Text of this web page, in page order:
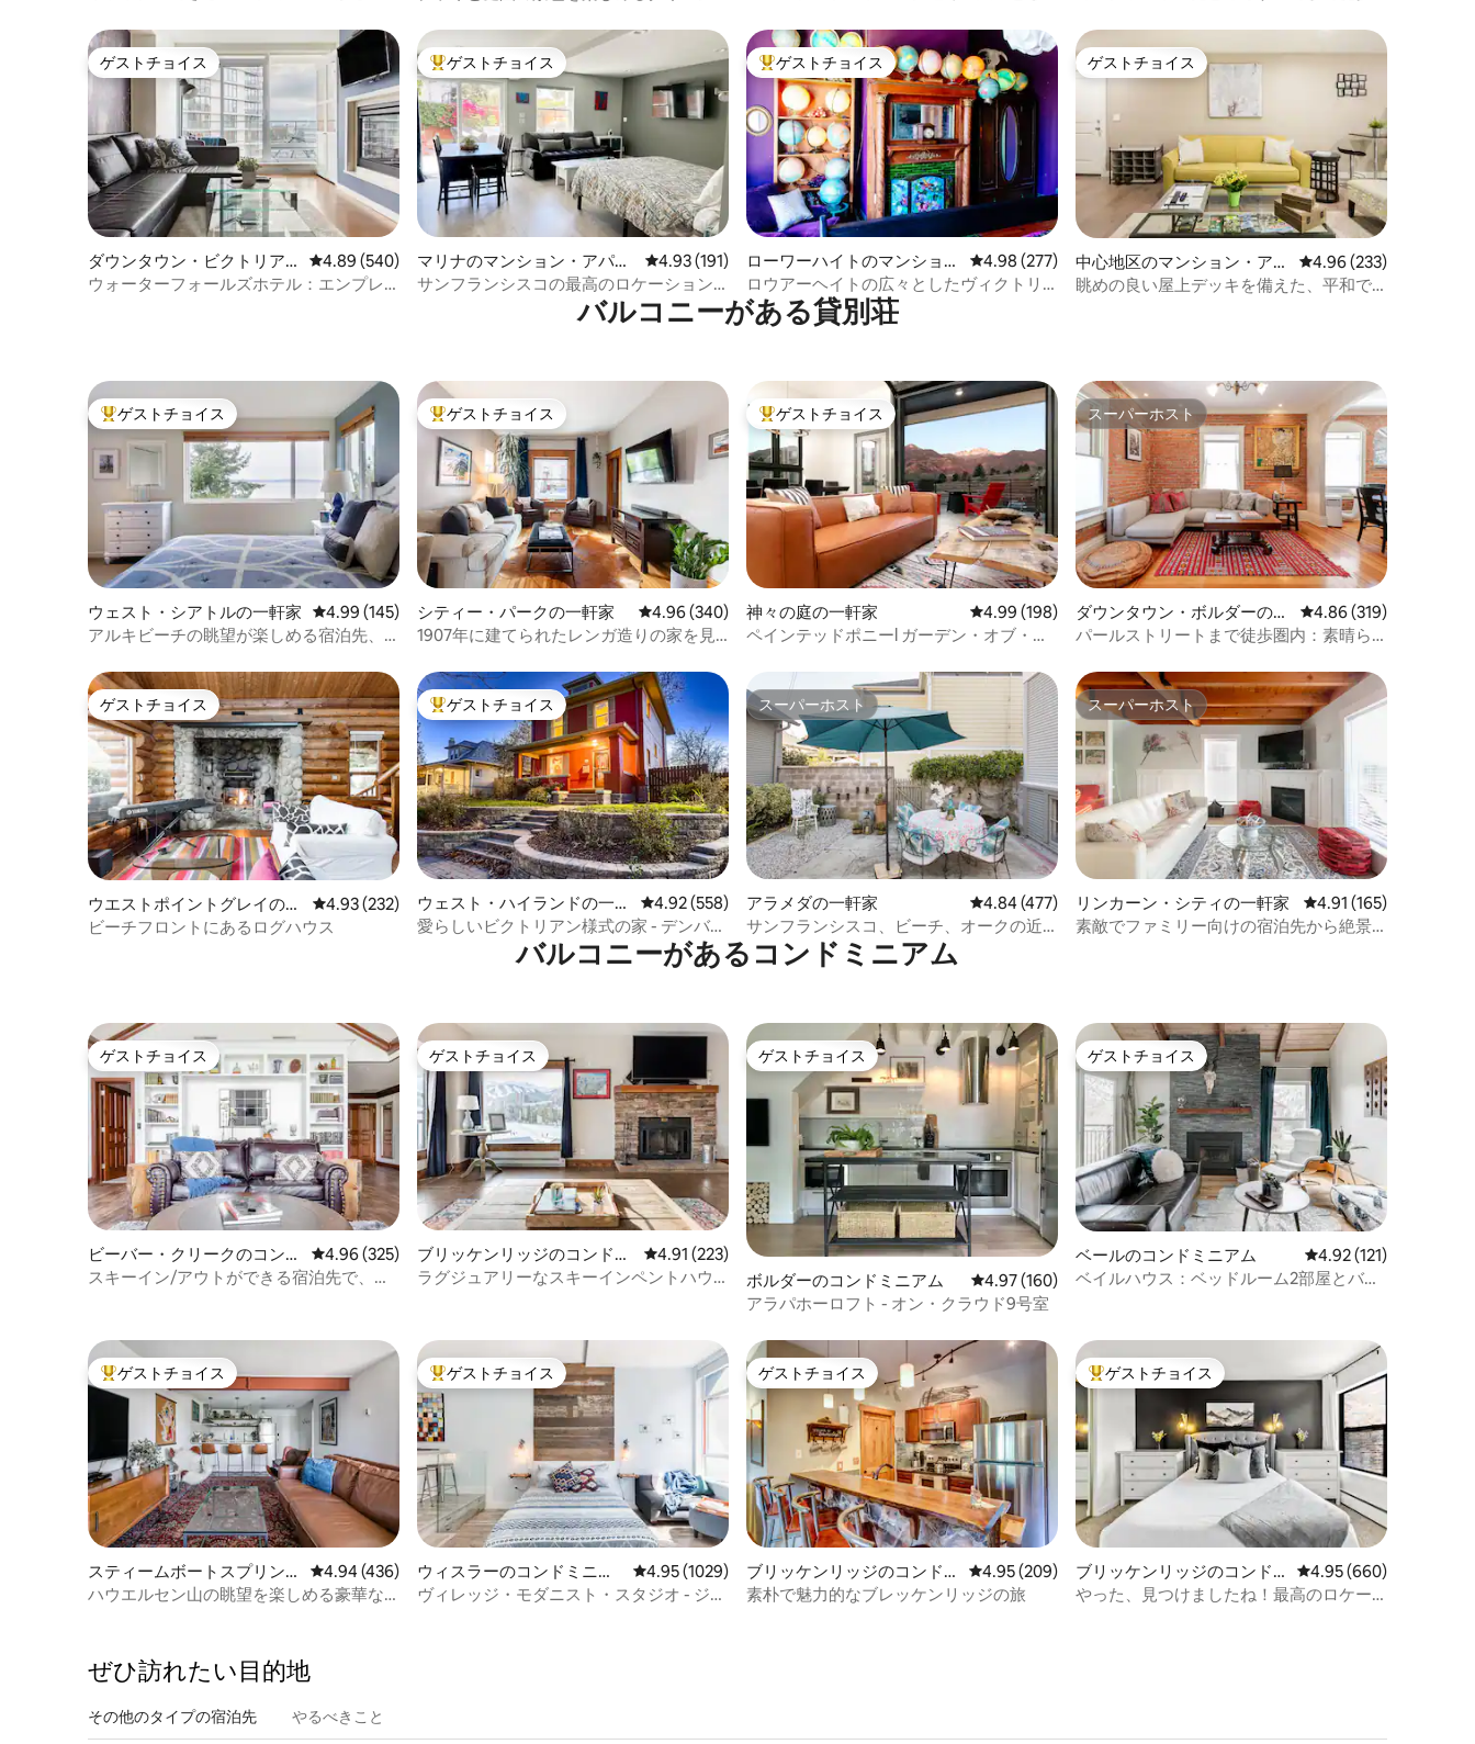
前にテキストメッセージでお知らせいた
だくことで可能になります（多くの場
合、ゲストは午前11時のチェックアウト時
間前に退出しているため、清掃を早めに
開始できます）。 ゲストは私たちの駐車
場/私道、眺めの良いデッキ、シアトルの
食事と飲み物についてのアドバイスをす
べてご利用いただけます！ キーレスエン
トリーシステムを使用しているので、出
入りがとても簡単です。 これはあなたの
旅です。お金を払ってアパートを大切に
扱ってください。あとはあなた次第で
す。 必要な場合はテキストメッセージで
す。クイーンアンの頂上は歴史的でとて
も歩きやすいエリアで、素晴らしい景色
が楽しめます。バー、カフェ、書店、サ
ロン、ティーショップ、レストランもた
くさんあります。 道順： 421 WEST Galer
Street Seattle WA 98119（5th Westと
Galer） 私の携帯電話-いつでもメッセー
ジを送ってください（電話番号は非公
開） **チェックアウト時にメッセージを
送っていただければ、早期チェックイン
ができます。 私たちの家は、Galer側に大
きな生い茂った生垣があり、通りの非常
ビクトリア様式の家です。 車道には2台分
のスペースがあり、路上駐車場もありま
す。 ご利用可能なものをご利用くださ
い。 交通手段：レンタカーを借りる予定
がない場合（私の考えでは必要ありませ
ん）、素晴らしいオプションがいくつか
あります。 空港/カーサービス：ABC
Transport（電話番号非表示）このカーサ
ービスは、空港への最も信頼でき、安全
で、手頃な価格の方法です。 スティーブ
空港への往復は35ドル（チップは含まれ
ていません）です。 車は大きな旧型車
りもこのサービスの方が安く、彼らは私
の場所を知っています。 到着後に観光に
行く方もいらっしゃると思います。 ABC
は多くの場所への輸送を行っているの
で、電話でご予定をお話しする価値があ
ります。 シアトル周辺：UBERの車サービ
ス Uberアプリをタップするだけで、ドラ
イバーとつながります。 携帯電話にアプ
リをインストールすると、地図を表示し
てご希望のエリアにある車を確認できま
す。 アプリをインストールする際には、
お支払い情報を入力します。 車が必要に
なったら、アプリを起動し、現在地にピ
と写真、および到着予定時刻が記載され
たテキストメッセージが届きます。 地図
上で車があなたのところに向かっている
のを見ることができます。 とてもスマー
トです！高級貸切タウンカーやSUV（結婚
式や特別なイベントに最適）、ハイブリ
ッド車（タクシー運転手が運転）、一般
の車（ピンクの毛のようなマスターシェ
ルがついています）から選ぶことができ
ます。 一般市民の車は最安値ですが、ド
行われていますので、ご安心ください。
車は5年以内の新車で、清潔で安全でなけ
プのやり取りはありません。 車のレベル
によってはとても手頃な料金で、誰でも
様がいらっしゃる場合のチャイルドシー
を流してください。 各バスルームにゴミ
箱を設置していますので、女性用の衛生
用品を簡単に廃棄できます。 • 家の中では
喫煙しないでください。 • 外で喫煙する場
合は、ご協力の上、ごみを処分してくだ
さい • マスターベッドルームの暖炉に火を
つけないでください。 暖炉が使用可能な
間、家の中に煙が出ることを心配してい
ます。 • 私たちはペットが大好きですが、
ここではペットを許可していません 家と
敷地全体。 5つ星のレビューを獲得するこ
とを目指していますので、チェックイン
時に携帯電話番号をお伝えします。 家に
何か問題があったり、不足しているもの
お気軽にご連絡ください。 リバーズエッ
ジリトリートは、サリッシュロッジ、ス
ノコルミー滝、ツリーハウスポイント、
グラシーワインエステーツやシジロセラ
ーズなどの地元のワイナリー、ノースベ
ンドやスノコルミーバレーに点在する素
晴らしいハイキングコースの近くにあり
ます。 賃貸契約はワシントン州有限責任
会社のWise Owl Properties LLCとの間で
締結されます。 ~~~~~~~~~~~~ 損害賠償
責任の免除 ~~~~~~~~~~~ 問題が発生し
た場合は、すぐにご連絡ください。 家主
は、テナントおよび/またはテナントのゲ
スト、または家または敷地内の個人的な
財産に対する損失、損害、傷害について
一切の責任を負いません。 本契約の書面
または電子的な承認により、テナント
は、それに起因する法的責任および/また
は責任から所有者を永久に免責すること
に同意します。
ゲストチョイス
ゲストチョイス
ダウンタウン・ビクトリア
のマンション・アパート
レビュー540件、5つ星中4.89つ星の平均評価
4.89 (540)
ウォーターフォールズホテル：エンプレ
大好評のゲストチョイスです。
ゲストチョイス
マリナのマンション・アパー
ト
レビュー191件、5つ星中4.93つ星の平均評価
4.93 (191)
サンフランシスコの最高のロケーション
大好評のゲストチョイスです。
ゲストチョイス
ローワーハイトのマンショ
ン・アパート
レビュー277件、5つ星中4.98つ星の平均評価
4.98 (277)
ロウアーヘイトの広々としたヴィクトリ
ア様式
ゲストチョイス
ゲストチョイス
中心地区のマンション・アパ
ート
レビュー233件、5つ
4.96 (233)
眺めの良い屋上デッキを備えた、平和で
バルコニーがある貸別荘
大好評のゲストチョイスです。
ゲストチョイス
ウェスト・シアトルの一軒家 レビュー145件、5つ星中4.99つ星の平均評価
4.99 (145)
アルキビーチの眺望が楽しめる宿泊先、
大好評のゲストチョイスです。
ゲストチョイス
シティー・パークの一軒家 レビュー340件、5つ星中4.96つ星の平均評価
4.96 (340)
1907年に建てられたレンガ造りの家を見
大好評のゲストチョイスです。
ゲストチョイス
神々の庭の一軒家 レビュー198件、5つ星中4.99つ星の平均評価
4.99 (198)
ペインテッドポニーl ガーデン・オブ・
スーパーホスト
スーパーホスト
ダウンタウン・ボルダーの一
軒家
レビュー319件、5つ
4.86 (319)
パールストリートまで徒歩圏内：素晴ら
ゲストチョイス
ゲストチョイス
ウエストポイントグレイの一
軒家
レビュー232件、5つ星中4.93つ星の平均評価
4.93 (232)
ビーチフロントにあるログハウス
大好評のゲストチョイスです。
ゲストチョイス
ウェスト・ハイランドの一軒
家
レビュー558件、5つ星中4.92つ星の平均評価
4.92 (558)
愛らしいビクトリアン様式の家 - デンバ
ー・ハイランズ
スーパーホスト
スーパーホスト
アラメダの一軒家 レビュー477件、5つ星中4.84つ星の平均評価
4.84 (477)
サンフランシスコ、ビーチ、オークの近
くの美しい高級ビクトリア朝様式
スーパーホスト
スーパーホスト
リンカーン・シティの一軒家 レビュー165件、5つ
4.91 (165)
素敵でファミリー向けの宿泊先から絶景
バルコニーがあるコンドミニアム
ゲストチョイス
ゲストチョイス
ビーバー・クリークのコンド
ミニアム
レビュー325件、5つ星中4.96つ星の平均評価
4.96 (325)
スキーイン/アウトができる宿泊先で、革
ゲストチョイス
ゲストチョイス
ブリッケンリッジのコンドミ
ニアム
レビュー223件、5つ星中4.91つ星の平均評価
4.91 (223)
ラグジュアリーなスキーインペントハウ
ゲストチョイス
ゲストチョイス
ボルダーのコンドミニアム レビュー160件、5つ星中4.97つ星の平均評価
4.97 (160)
アラパホーロフト - オン・クラウド9号室
ゲストチョイス
ゲストチョイス
ベールのコンドミニアム レビュー121件、5つ
4.92 (121)
ベイルハウス：ベッドルーム2部屋とバス
大好評のゲストチョイスです。
ゲストチョイス
スティームボートスプリング
スのコンドミニアム
レビュー436件、5つ星中4.94つ星の平均評価
4.94 (436)
ハウエルセン山の眺望を楽しめる豪華な
大好評のゲストチョイスです。
ゲストチョイス
ウィスラーのコンドミニア
ム
レビュー1029件、5つ星中4.95つ星の平均評価
4.95 (1029)
ヴィレッジ・モダニスト・スタジオ - ジャ
ゲストチョイス
ゲストチョイス
ブリッケンリッジのコンドミ
ニアム
レビュー209件、5つ星中4.95つ星の平均評価
4.95 (209)
素朴で魅力的なブレッケンリッジの旅
大好評のゲストチョイスです。
ゲストチョイス
ブリッケンリッジのコンド
ミニアム
レビュー660件、5つ星
4.95 (660)
やった、見つけましたね！最高のロケー
ぜひ訪⁠れ⁠た⁠い目⁠的⁠地
その他のタ⁠イ⁠プ⁠の宿⁠泊⁠先 やるべきこと